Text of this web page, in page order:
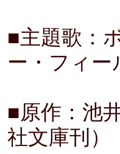
■主題歌：
ー・フィ
■原作：池
社文庫刊）